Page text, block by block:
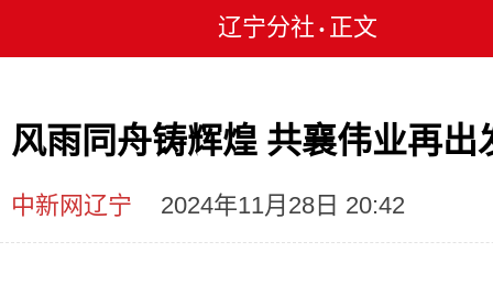
辽宁分社 • 正文
风雨同舟铸辉煌 共襄伟业再出
中新网辽宁 2024年11月28日 20:42